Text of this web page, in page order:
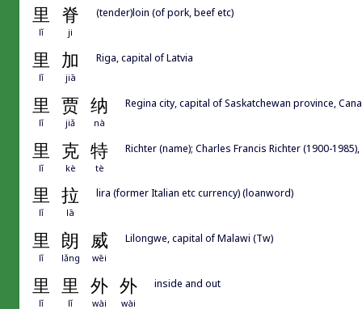
里 脊
lǐ ji
(tender)loin (of pork, beef etc)
里 加
lǐ jiā
Riga, capital of Latvia
里 贾 纳
lǐ jiǎ nà
Regina city, capital of Saskatchewan province,
里 克 特
lǐ kè tè
Richter (name); Charles Francis Richter (1900-
里 拉
lǐ lā
lira (former Italian etc currency) (loanword)
里 朗 威
lǐ lǎng wēi
Lilongwe, capital of Malawi (Tw)
里 里 外 外
lǐ lǐ wài wài
inside and out